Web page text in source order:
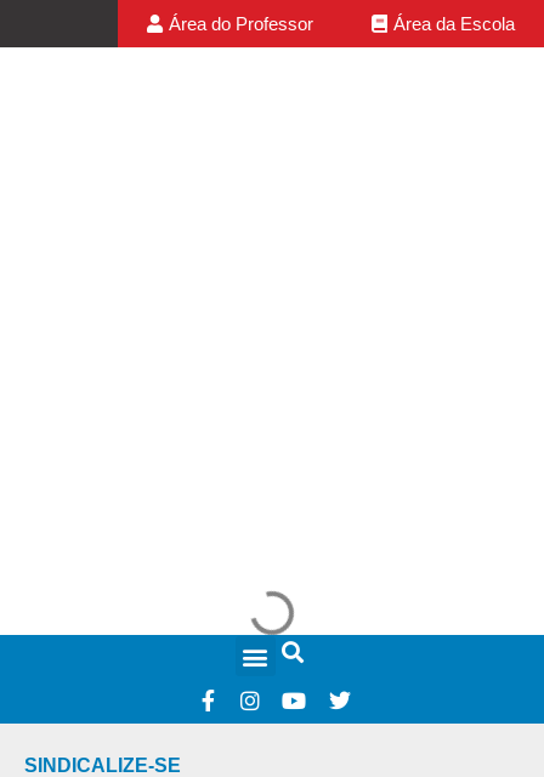
Área do Professor Área da Escola
SINDICALIZE-SE